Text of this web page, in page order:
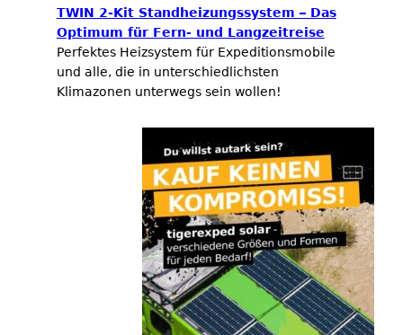
TWIN 2-Kit Standheizungssystem – Das
Optimum für Fern- und Langzeitreise
Perfektes Heizsystem für Expeditionsmobile
und alle, die in unterschiedlichsten
Klimazonen unterwegs sein wollen!